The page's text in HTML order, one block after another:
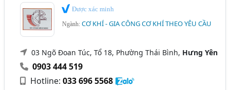
Được xác minh
Ngành:CƠ KHÍ - GIA CÔNG CƠ KHÍ THEO YÊU CẦU
03 Ngõ Đoan Túc, Tổ 18, Phường Thái Bình, Hưng Yên
0903 444 519
Hotline:033 696 5568